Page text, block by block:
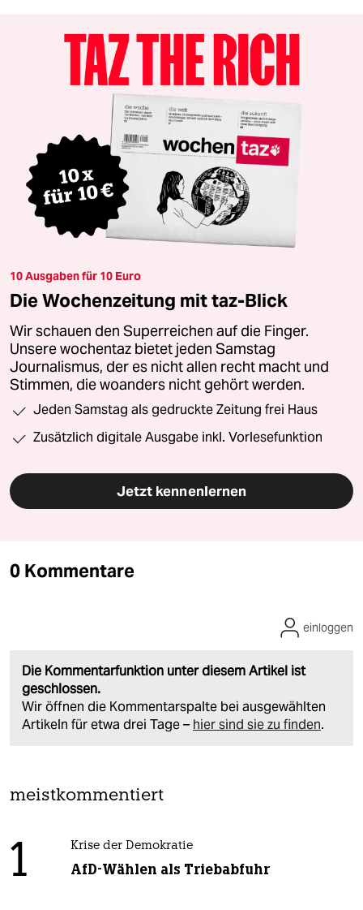
10 Ausgaben für 10 Euro
Die Wochenzeitung mit taz-Blick
Wir schauen den Superreichen auf die Finger.
Unsere wochentaz bietet jeden Samstag
Journalismus, der es nicht allen recht macht und
Stimmen, die woanders nicht gehört werden.
Jeden Samstag als gedruckte Zeitung frei Haus
Zusätzlich digitale Ausgabe inkl. Vorlesefunktion
Jetzt kennenlernen
0 Kommentare
Die Kommentarfunktion unter diesem Artikel ist
geschlossen.
Wir öffnen die Kommentarspalte bei ausgewählten
Artikeln für etwa drei Tage – hier sind sie zu finden.
einloggen
meistkommentiert
1 Krise der Demokratie
AfD-Wählen als Triebabfuhr